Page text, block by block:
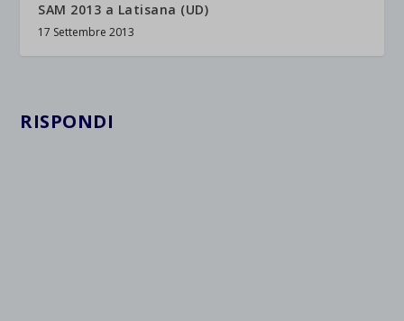
SAM 2013 a Latisana (UD)
17 Settembre 2013
RISPONDI